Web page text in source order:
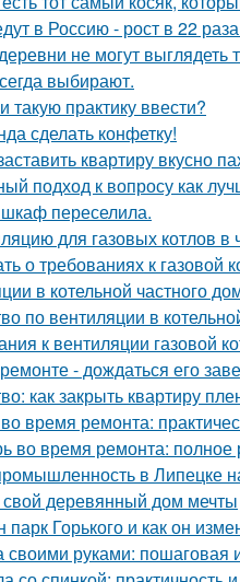
в Россию - рост в 22
не могут выглядеть
выбирают.
практику ввести?
сделать конфетку!
квартиру вкусно
подход к вопросу как
переселила.
для газовых котлов
о требованиях к газовой
в котельной частного
по вентиляции в
к вентиляции газовой
- дождаться его
как закрыть квартиру
время ремонта:
во время ремонта: полное
в Липецке
деревянный дом мечты
Горького и как он
руками: пошаговая